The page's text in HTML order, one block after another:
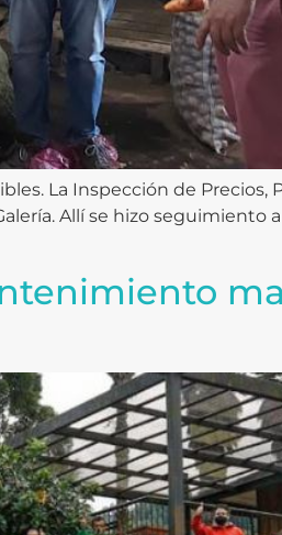
La Inspección de Precios,
Allí se hizo seguimiento